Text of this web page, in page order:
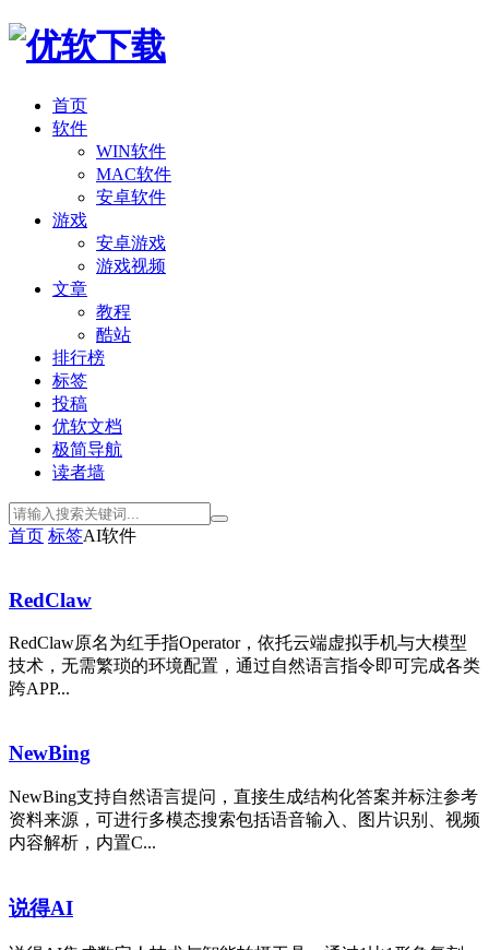
首页
软件
WIN软件
MAC软件
安卓软件
游戏
安卓游戏
游戏视频
文章
教程
酷站
排行榜
标签
投稿
优软文档
极简导航
读者墙
首页 标签AI软件
RedClaw
RedClaw原名为红手指Operator，依托云端虚拟手机与大模型
技术，无需繁琐的环境配置，通过自然语言指令即可完成各类
跨APP...
NewBing
NewBing支持自然语言提问，直接生成结构化答案并标注参考
资料来源，可进行多模态搜索包括语音输入、图片识别、视频
内容解析，内置C...
说得AI